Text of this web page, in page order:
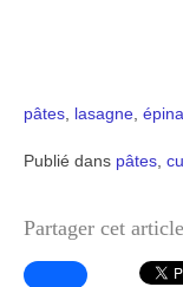
pâtes lasagne
Publié dans pâtes
Partager cet article